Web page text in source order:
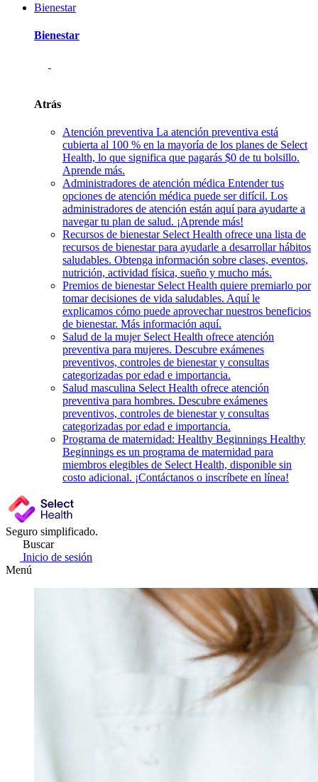
Bienestar
Bienestar
Atrás
Atención preventiva La atención preventiva está
cubierta al 100 % en la mayoría de los planes de Select
Health, lo que significa que pagarás $0 de tu bolsillo.
Aprende más.
Administradores de atención médica Entender tus
opciones de atención médica puede ser difícil. Los
administradores de atención están aquí para ayudarte a
navegar tu plan de salud. ¡Aprende más!
Recursos de bienestar Select Health ofrece una lista de
recursos de bienestar para ayudarle a desarrollar hábitos
saludables. Obtenga información sobre clases, eventos,
nutrición, actividad física, sueño y mucho más.
Premios de bienestar Select Health quiere premiarlo por
tomar decisiones de vida saludables. Aquí le
explicamos cómo puede aprovechar nuestros beneficios
de bienestar. Más información aquí.
Salud de la mujer Select Health ofrece atención
preventiva para mujeres. Descubre exámenes
preventivos, controles de bienestar y consultas
categorizadas por edad e importancia.
Salud masculina Select Health ofrece atención
preventiva para hombres. Descubre exámenes
preventivos, controles de bienestar y consultas
categorizadas por edad e importancia.
Programa de maternidad: Healthy Beginnings Healthy
Beginnings es un programa de maternidad para
miembros elegibles de Select Health, disponible sin
costo adicional. ¡Contáctanos o inscríbete en línea!
Seguro simplificado.
Buscar
Inicio de sesión
Menú